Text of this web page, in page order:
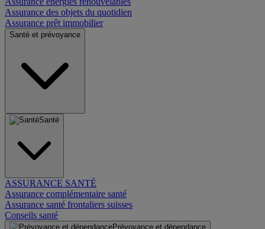
Assurance des objets du quotidien
Assurance prêt immobilier
Santé et prévoyance
Santé
ASSURANCE SANTÉ
Assurance complémentaire santé
Assurance santé frontaliers suisses
Conseils santé
Prévoyance et dépendance